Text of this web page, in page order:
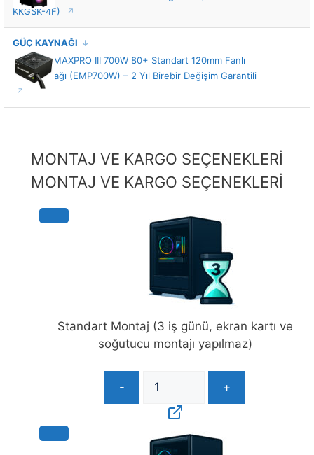
KKGSK-4F)
GÜÇ KAYNAĞI
Enermax MAXPRO III 700W 80+ Standart 120mm Fanlı
Güç Kaynağı (EMP700W) – 2 Yıl Birebir Değişim Garantili
MONTAJ VE KARGO SEÇENEKLERİ
MONTAJ VE KARGO SEÇENEKLERİ
Standart Montaj (3 iş günü, ekran kartı ve
soğutucu montajı yapılmaz)
- +